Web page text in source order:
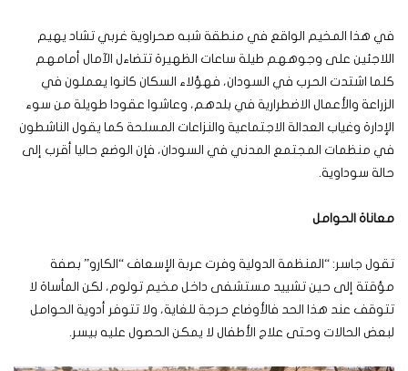
في هذا المخيم الواقع في منطقة شبه صحراوية غربي تشاد يهيم
اللاجئين على وجوههم طيلة ساعات الظهيرة تتضاءل الآمال أمامهم
كلما اشتدت الحرب في السودان، فهؤلاء السكان كانوا يعملون في
الزراعة والأعمال الاضطرارية في بلدهم، وعاشوا عقودا طويلة من سوء
الإدارة وغياب العدالة الاجتماعية والنزاعات المسلحة كما يقول الناشطون
في منظمات المجتمع المدني في السودان، فإن الوضع حاليا أقرب إلى
حالة سوداوية.
معاناة الحوامل
تقول جاسر: “المنظمة الدولية وفرت عربة الإسعاف “الكارو” بصفة
مؤقتة إلى حين تشييد مستشفى داخل مخيم تولوم، لكن المأساة لا
تتوقف عند هذا الحد فالأوضاع حرجة للغاية، ولا تتوفر أدوية الحوامل
لبعض الحالات وحتى علاج الأطفال لا يمكن الحصول عليه بيسر.